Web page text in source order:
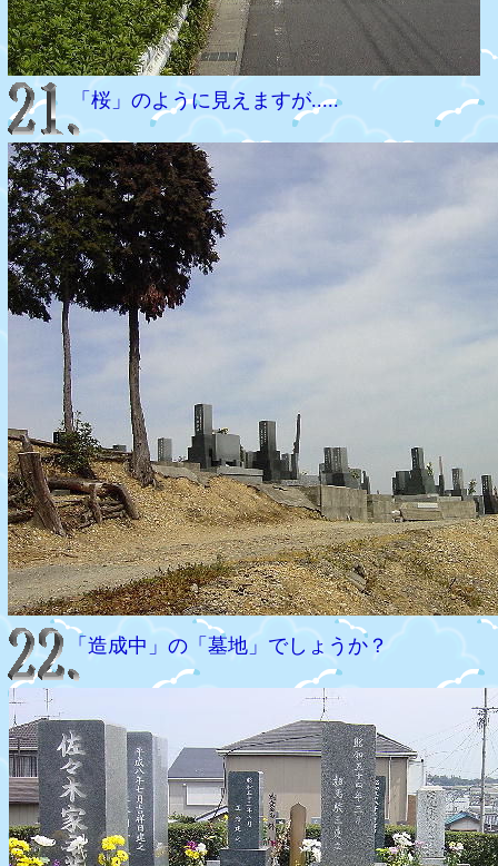
「桜」のように見えますが.....
「造成中」の「墓地」でしょうか？